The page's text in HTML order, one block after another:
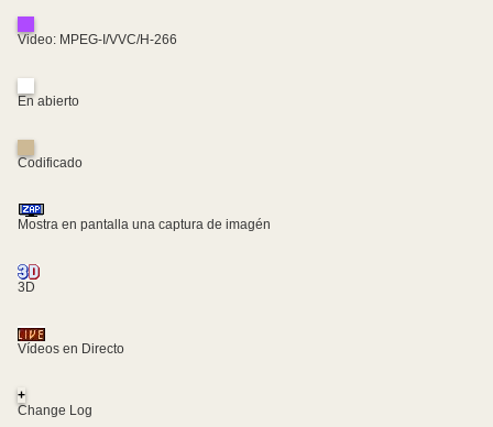
Video: MPEG-I/VVC/H-266
En abierto
Codificado
Mostra en pantalla una captura de imagén
3D
Vídeos en Directo
+
Change Log